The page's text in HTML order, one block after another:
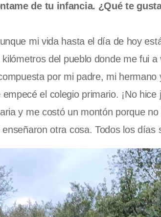
de tu infancia. ¿Qué te
mi vida hasta el día de hoy
del pueblo donde me fui a
por mi padre, mi
el colegio primario. ¡No
y me costó un montón porque no
otra cosa. Todos los días